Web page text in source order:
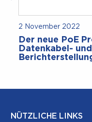
2 November 2022
Der neue PoE
Datenkabel-
NÜTZLICHE LINKS